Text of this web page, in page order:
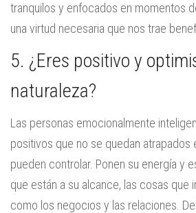
tranquilos y enfocados en momentos
una virtud necesaria que nos trae
5. ¿Eres positivo y
naturaleza?
Las personas emocionalmente
positivos que no se quedan atrapados
pueden controlar. Ponen su energía y
que están a su alcance, las cosas que
como los negocios y las relaciones.